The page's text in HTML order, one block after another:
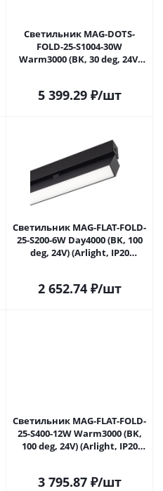
Светильник MAG-DOTS-
FOLD-25-S1004-30W
Warm3000 (BK, 30 deg, 24V)
5 399.29₽/шт
Светильник MAG-FLAT-FOLD-
25-S200-6W Day4000 (BK, 100
deg, 24V) (Arlight, IP20
2 652.74₽/шт
Светильник MAG-FLAT-FOLD-
25-S400-12W Warm3000 (BK,
100 deg, 24V) (Arlight, IP20
3 795.87₽/шт